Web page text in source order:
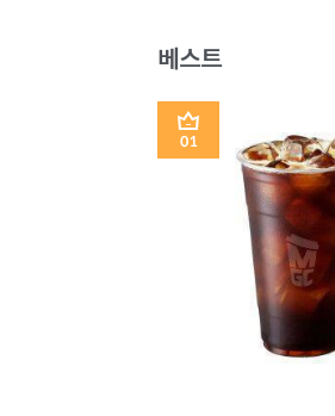
베스트
1